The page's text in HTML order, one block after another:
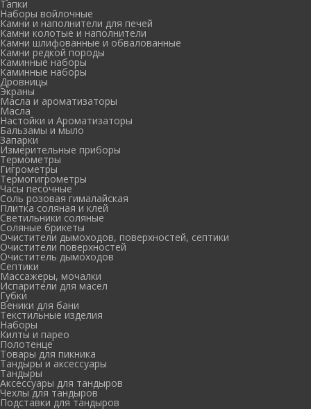
Тапки
Наборы войлочные
Камни и наполнители для печей
Камни колотые и наполнители
Камни шлифованные и обвалованные
Камни редкой породы
Каминные наборы
Каминные наборы
Дровницы
Экраны
Масла и ароматизаторы
Масла
Настойки и Ароматизаторы
Бальзамы и мыло
Запарки
Измерительные приборы
Термометры
Гигрометры
Термогигрометры
Часы песочные
Соль розовая гималайская
Плитка соляная и клей
Светильники соляные
Соляные брикеты
Очистители дымоходов, поверхностей, септики
Очистители поверхностей
Очиститель дымоходов
Септики
Массажеры, мочалки
Испарители для масел
Губки
Веники для бани
Текстильные изделия
Наборы
Килты и парео
Полотенце
Товары для пикника
Тандыры и аксессуары
Тандыры
Аксессуары для тандыров
Чехлы для тандыров
Подставки для тандыров